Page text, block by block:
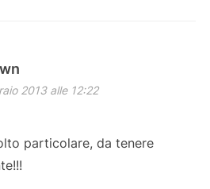
2013 alle 12:22
particolare, da tenere